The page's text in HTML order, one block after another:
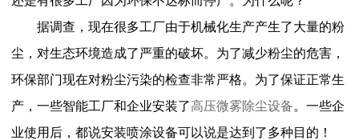
据调查，现在很多工厂由于机械化生产产生了大量的粉
尘，对生态环境造成了严重的破坏。为了减少粉尘的危害，
环保部门现在对粉尘污染的检查非常严格。为了保证正常生
产，一些智能工厂和企业安装了高压微雾除尘设备。一些企
业使用后，都说安装喷涂设备可以说是达到了多种目的！